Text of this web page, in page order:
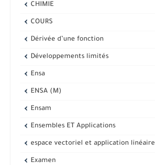
CHIMIE
COURS
Dérivée d’une fonction
Développements limités
Ensa
ENSA (M)
Ensam
Ensembles ET Applications
espace vectoriel et application linéaire
Examen